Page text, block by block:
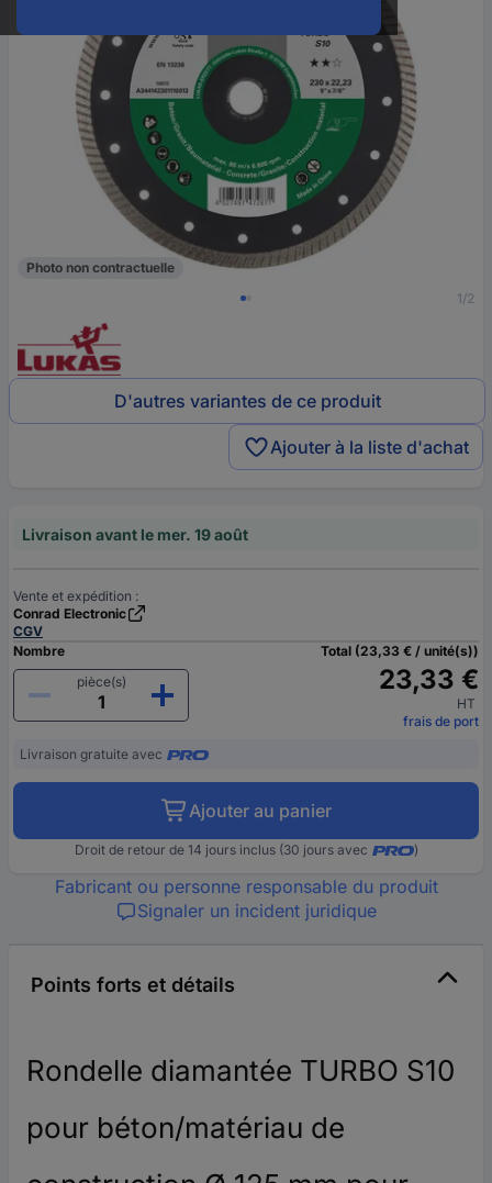
1/2
Photo non contractuelle
D'autres variantes de ce produit
Ajouter à la liste d'achat
Livraison avant le mer. 19 août
Vente et expédition :
Conrad Electronic
CGV
Nombre
pièce(s)
Total (23,33 € / unité(s))
23,33 €
HT
frais de port
Livraison gratuite avec
Ajouter au panier
Droit de retour de 14 jours inclus (30 jours avec )
Fabricant ou personne responsable du produit
Signaler un incident juridique
Points forts et détails
Rondelle diamantée TURBO S10
pour béton/matériau de